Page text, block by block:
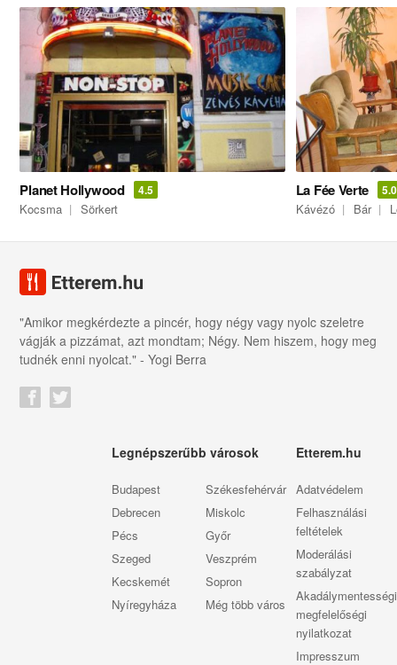
Planet Hollywood 4.5
Kocsma Sörkert
La Fée Verte 5.0
Kávézó Bár
"Amikor megkérdezte a pincér, hogy négy vagy nyolc szeletre
vágják a pizzámat, azt mondtam; Négy. Nem hiszem, hogy meg
tudnék enni nyolcat." - Yogi Berra
Legnépszerűbb városok
Budapest
Debrecen
Pécs
Szeged
Kecskemét
Nyíregyháza
Székesfehérvár
Miskolc
Győr
Veszprém
Sopron
Még több város
Etterem.hu
Adatvédelem
Felhasználási
feltételek
Moderálási
szabályzat
Akadálymentességi
megfelelőségi
nyilatkozat
Impresszum